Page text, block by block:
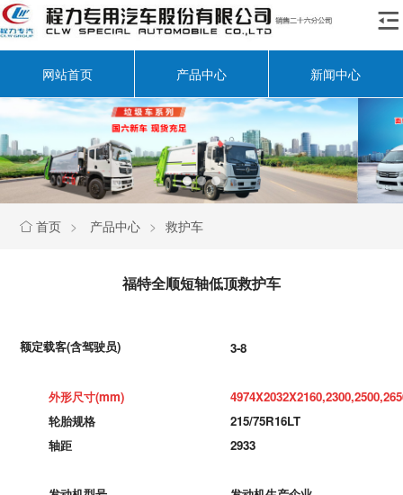

网站首页 产品中心 新闻中心
 首页 > 产品中心 > 救护车
福特全顺短轴低顶救护车
额定载客(含驾驶员) 3-8
外形尺寸(mm)
轮胎规格
215/75R16LT
轴距
2933